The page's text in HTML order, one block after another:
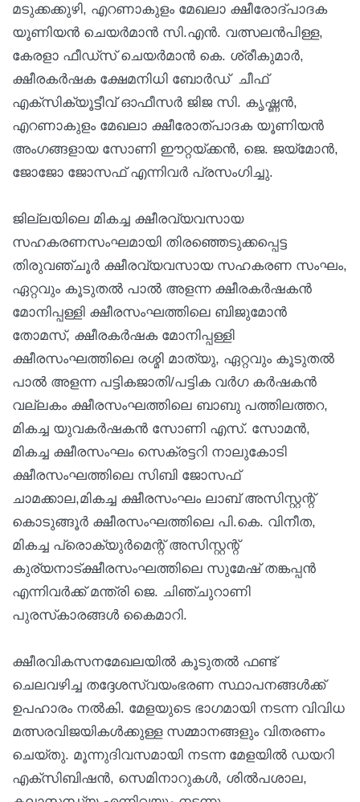
മടുക്കക്കുഴി, എറണാകുളം മേഖലാ ക്ഷീരോദ്പാദക
യൂണിയൻ ചെയർമാൻ സി.എൻ. വത്സലൻപിള്ള,
കേരളാ ഫീഡ്സ് ചെയർമാൻ കെ. ശ്രീകുമാർ,
ക്ഷീരകർഷക ക്ഷേമനിധി ബോർഡ് ചീഫ്
എക്സിക്യൂട്ടീവ് ഓഫീസർ ജിജ സി. കൃഷ്ണൻ,
എറണാകുളം മേഖലാ ക്ഷീരോത്പാദക യൂണിയൻ
അംഗങ്ങളായ സോണി ഈറ്റയ്ക്കൻ, ജെ. ജയ്മോൻ,
ജോജോ ജോസഫ് എന്നിവർ പ്രസംഗിച്ചു.
ജില്ലയിലെ മികച്ച ക്ഷീരവ്യവസായ
സഹകരണസംഘമായി തിരഞ്ഞെടുക്കപ്പെട്ട
തിരുവഞ്ചൂർ ക്ഷീരവ്യവസായ സഹകരണ സംഘം,
ഏറ്റവും കൂടുതൽ പാൽ അളന്ന ക്ഷീരകർഷകൻ
മോനിപ്പള്ളി ക്ഷീരസംഘത്തിലെ ബിജുമോൻ
തോമസ്, ക്ഷീരകർഷക മോനിപ്പള്ളി
ക്ഷീരസംഘത്തിലെ രശ്മി മാത്യു, ഏറ്റവും കൂടുതൽ
പാൽ അളന്ന പട്ടികജാതി/പട്ടിക വർഗ കർഷകൻ
വല്ലകം ക്ഷീരസംഘത്തിലെ ബാബു പത്തിലത്തറ,
മികച്ച യുവകർഷകൻ സോണി എസ്. സോമൻ,
മികച്ച ക്ഷീരസംഘം സെക്രട്ടറി നാലുകോടി
ക്ഷീരസംഘത്തിലെ സിബി ജോസഫ്
ചാമക്കാല,മികച്ച ക്ഷീരസംഘം ലാബ് അസിസ്റ്റന്റ്
കൊടുങ്ങൂർ ക്ഷീരസംഘത്തിലെ പി.കെ. വിനീത,
മികച്ച പ്രൊക്യുർമെന്റ് അസിസ്റ്റന്റ്
കുര്യനാട്ക്ഷീരസംഘത്തിലെ സുമേഷ് തങ്കപ്പൻ
എന്നിവർക്ക് മന്ത്രി ജെ. ചിഞ്ചുറാണി
പുരസ്‌കാരങ്ങൾ കൈമാറി.
ക്ഷീരവികസനമേഖലയിൽ കൂടുതൽ ഫണ്ട്
ചെലവഴിച്ച തദ്ദേശസ്വയംഭരണ സ്ഥാപനങ്ങൾക്ക്
ഉപഹാരം നൽകി. മേളയുടെ ഭാഗമായി നടന്ന വിവിധ
മത്സരവിജയികൾക്കുള്ള സമ്മാനങ്ങളും വിതരണം
ചെയ്തു. മൂന്നുദിവസമായി നടന്ന മേളയിൽ ഡയറി
എക്സിബിഷൻ, സെമിനാറുകൾ, ശിൽപശാല,